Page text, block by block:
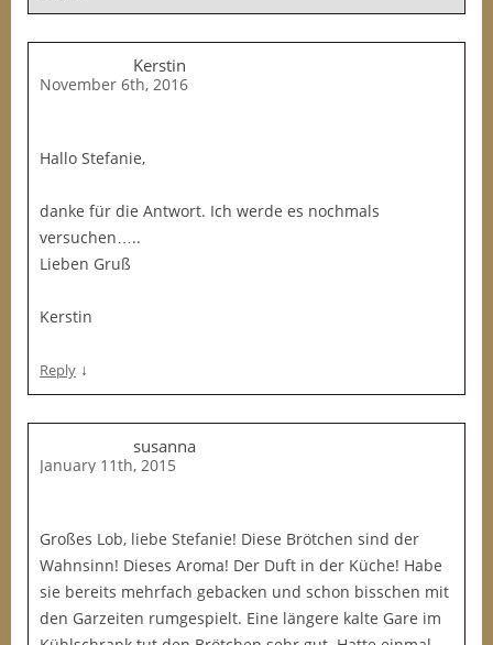
Kerstin
November 6th, 2016
Hallo Stefanie,
danke für die Antwort. Ich werde es nochmals
versuchen…..
Lieben Gruß
Kerstin
Reply ↓
susanna
January 11th, 2015
Großes Lob, liebe Stefanie! Diese Brötchen sind der
Wahnsinn! Dieses Aroma! Der Duft in der Küche! Habe
sie bereits mehrfach gebacken und schon bisschen mit
den Garzeiten rumgespielt. Eine längere kalte Gare im